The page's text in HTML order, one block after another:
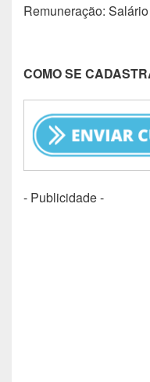
Remuneração:
COMO SE
- Publicidade -